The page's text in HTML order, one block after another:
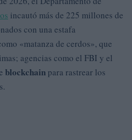
incautó más de 225 millones de
con una estafa
«matanza de cerdos», que
agencias como el FBI y el
blockchain para rastrear los